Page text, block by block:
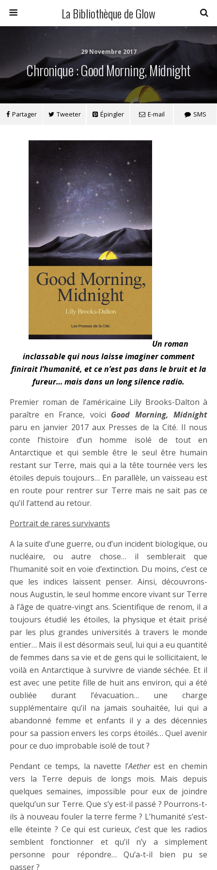
La Bibliothèque de Glow
29 Novembre 2017
Chronique : Good Morning, Midnight
Partager Tweeter Épingler E-mail SMS
Un roman
inclassable qui nous laisse imaginer comment
finirait l’humanité, et ce n’est pas dans le bruit et la
fureur… mais dans un long silence radio.
Premier roman de l’américaine Lily Brooks-Dalton à
paraître en France, voici Good Morning, Midnight
paru en janvier 2017 aux Presses de la Cité. Il nous
conte l’histoire d’un homme isolé de tout en
Antarctique et qui semble être le seul être humain
restant sur Terre, mais qui a la tête tournée vers les
étoiles depuis toujours… En parallèle, un vaisseau est
en route pour rentrer sur Terre mais ne sait pas ce
qu’il l’attend au retour.
Portrait de rares survivants
A la suite d’une guerre, ou d’un incident biologique, ou
nucléaire, ou autre chose… il semblerait que
l’humanité soit en voie d’extinction. Du moins, c’est ce
que les indices laissent penser. Ainsi, découvrons-
nous Augustin, le seul homme encore vivant sur Terre
à l’âge de quatre-vingt ans. Scientifique de renom, il a
toujours étudié les étoiles, la physique et était prisé
par les plus grandes universités à travers le monde
entier… Mais il est désormais seul, lui qui a eu quantité
de femmes dans sa vie et de gens qui le sollicitaient, le
voilà en Antarctique à survivre de viande séchée. Et il
est avec une petite fille de huit ans environ, qui a été
oubliée durant l’évacuation… une charge
supplémentaire qu’il na jamais souhaitée, lui qui a
abandonné femme et enfants il y a des décennies
pour sa passion envers les corps étoilés… Quel avenir
pour ce duo improbable isolé de tout ?
Pendant ce temps, la navette l’Aetherest en chemin
vers la Terre depuis de longs mois. Mais depuis
quelques semaines, impossible pour eux de joindre
quelqu’un sur Terre. Que s’y est-il passé ? Pourrons-t-
ils à nouveau fouler la terre ferme ? L’humanité s’est-
elle éteinte ? Ce qui est curieux, c’est que les radios
semblent fonctionner et qu’il n’y a simplement
personne pour répondre… Qu’a-t-il bien pu se
passer ?